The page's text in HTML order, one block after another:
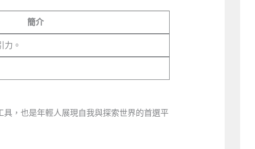
簡介
力。
，也是年輕人展現自我與探索世界的首選平